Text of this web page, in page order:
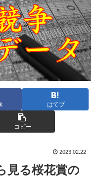
はてブ
コピー
2023.02.22
見る桜花賞の